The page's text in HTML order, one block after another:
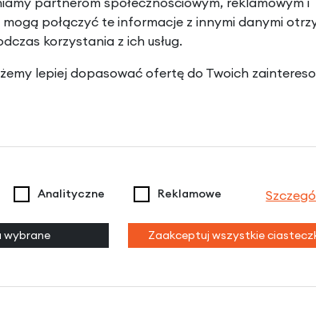
połączyć te informacje z innymi danymi
korzystania z ich usług.
lepiej dopasować ofertę do Twoich
Analityczne Reklamowe
wybrane Zaakceptuj wszystkie